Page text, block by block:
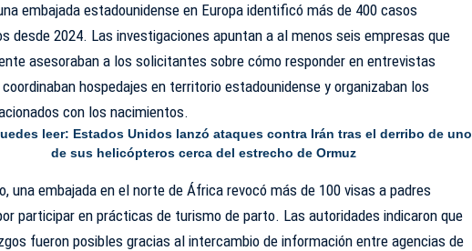
embajada estadounidense en Europa identificó más de 400 casos
desde 2024. Las investigaciones apuntan a al menos seis empresas que
asesoraban a los solicitantes sobre cómo responder en entrevistas
hospedajes en territorio estadounidense y organizaban los
con los nacimientos.
leer: Estados Unidos lanzó ataques contra Irán tras el derribo de uno
de sus helicópteros cerca del estrecho de Ormuz
una embajada en el norte de África revocó más de 100 visas a padres
participar en prácticas de turismo de parto. Las autoridades indicaron que
fueron posibles gracias al intercambio de información entre agencias de